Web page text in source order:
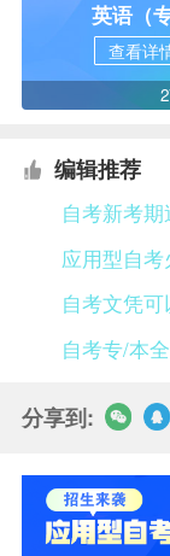
英语（专
查看详
编辑推荐
自考新考
应用型自
自考文凭可
自考专/本
分享到: